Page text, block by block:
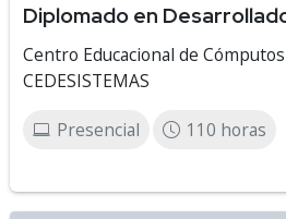
Diplomado en
Centro Educacional de
CEDESISTEMAS
Presencial 110 horas